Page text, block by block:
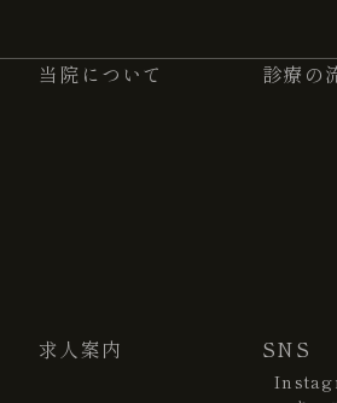
当院について 診療の
求人案内 SNS